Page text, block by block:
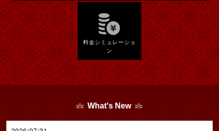
料金シミュレーショ
ン
What's New